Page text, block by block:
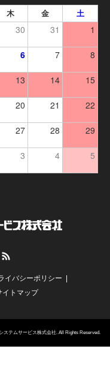
木 金 土
30 31 1
6 7 8
13 14 15
20 21 22
27 28 29
3 4 5
イバシーポリシー
イトマップ
ステムサービス株式会社. All Rights Reserved.